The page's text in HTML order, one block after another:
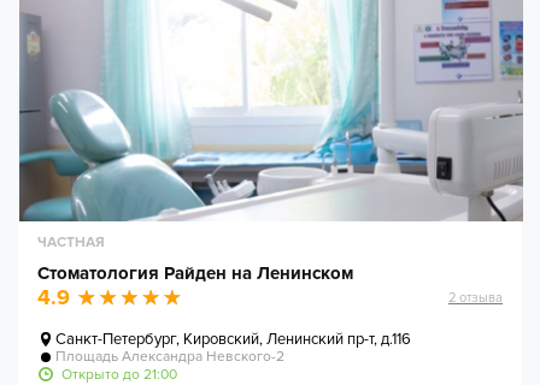
ЧАСТНАЯ
Стоматология Райден на Ленинском
4.9 2 отзыва
Санкт-Петербург, Кировский, Ленинский пр-т, д.116
Площадь Александра Невского-2
Открыто до 21:00